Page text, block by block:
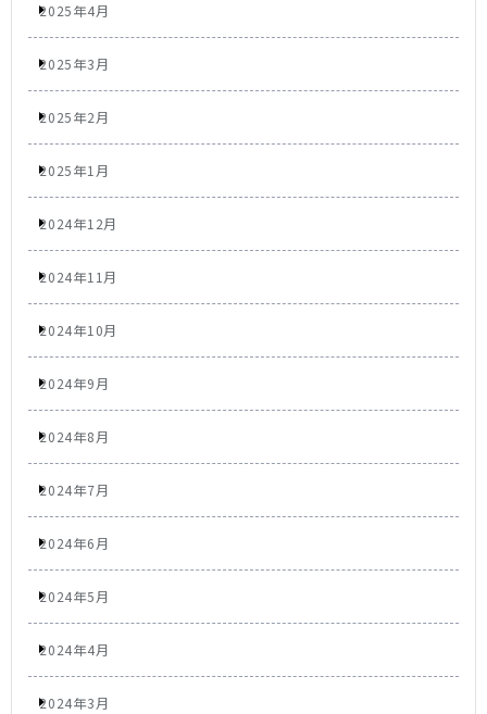
2025年4月
2025年3月
2025年2月
2025年1月
2024年12月
2024年11月
2024年10月
2024年9月
2024年8月
2024年7月
2024年6月
2024年5月
2024年4月
2024年3月